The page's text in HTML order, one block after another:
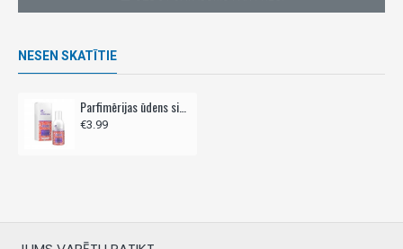
NESEN SKATĪTIE
Parfimērijas ūdens sieviešu CHEETAH EDP 100ml - Unique
€3.99